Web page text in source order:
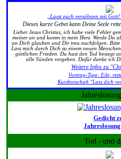
„Lasst euch versöhnen mit
Dieses kurze Gebet kann Deine Seele
Lieber Jesus Christus, ich habe viele Fehler
meiner an und komm in mein Herz. Werde Du
an Dich glauben und Dir treu nachfolgen.
Lass mich durch Dich zu einem neuen
göttlichen Frieden. Du hast den Tod besiegt
alle Sünden vergeben. Dafür danke ich
Weitere Infos zu
Vortrag-Tipp: Eile,
Kurzbotschaft "Lass dich
Gedicht
Tod - und